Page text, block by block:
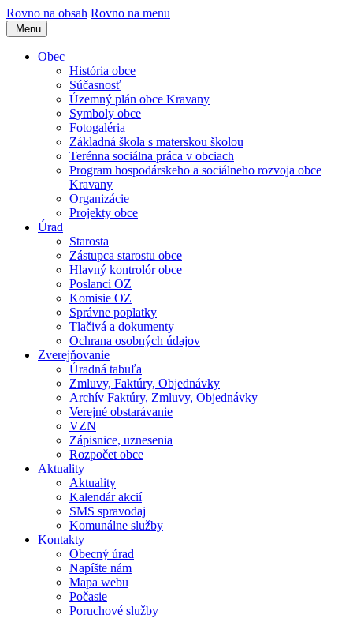
Rovno na obsah Rovno na menu
Menu
Obec
História obce
Súčasnosť
Územný plán obce Kravany
Symboly obce
Fotogaléria
Základná škola s materskou školou
Terénna sociálna práca v obciach
Program hospodárskeho a sociálneho rozvoja obce
Kravany
Organizácie
Projekty obce
Úrad
Starosta
Zástupca starostu obce
Hlavný kontrolór obce
Poslanci OZ
Komisie OZ
Správne poplatky
Tlačivá a dokumenty
Ochrana osobných údajov
Zverejňovanie
Úradná tabuľa
Zmluvy, Faktúry, Objednávky
Archív Faktúry, Zmluvy, Objednávky
Verejné obstarávanie
VZN
Zápisnice, uznesenia
Rozpočet obce
Aktuality
Aktuality
Kalendár akcií
SMS spravodaj
Komunálne služby
Kontakty
Obecný úrad
Napíšte nám
Mapa webu
Počasie
Poruchové služby